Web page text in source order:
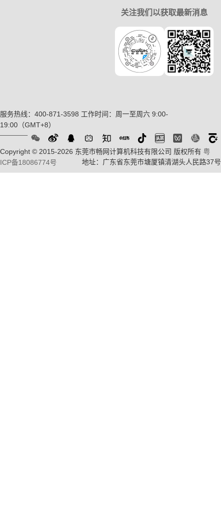
关注我们以获取最新消息
服务热线：400-871-3598 工作时间：周一至周六 9:00-
19:00（GMT+8）
Copyright © 2015-2026 东莞市畅网计算机科技有限公司 版权所有 粤
ICP备18086774号
地址：广东省东莞市塘厦镇清湖头人民路37号